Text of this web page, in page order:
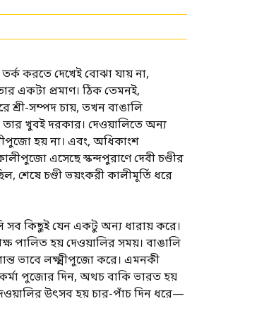
করতে দেখেই বোঝা যায় না,
একটা প্রমাণ। ঠিক তেমনই,
শ্রী-সম্পদ চায়, তখন বাঙালি
তার খুবই দরকার। দেওয়ালিতে অন্য
হয় না। এবং, অধিকাংশ
এসেছে স্কন্দপুরাণে দেবী চণ্ডীর
শেষে চণ্ডী ভয়ংকরী কালীমূর্তি ধরে
সব কিছুই যেন একটু অন্য ধারায় করে।
পালিত হয় দেওয়ালির সময়। বাঙালি
ভাবে লক্ষ্মীপুজো করে। এমনকী
পুজোর দিন, অথচ বাকি ভারত হয়
উৎসব হয় চার-পাঁচ দিন ধরে—